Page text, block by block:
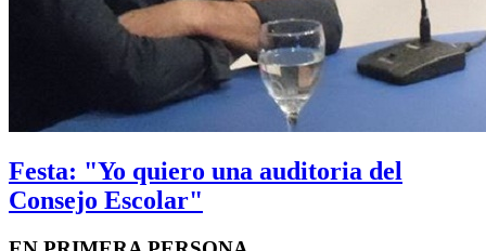
Festa: "Yo quiero una auditoria del
Consejo Escolar"